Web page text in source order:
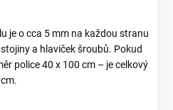
je o cca 5 mm na každou stranu
a hlaviček šroubů. Pokud
police 40 x 100 cm – je celkový